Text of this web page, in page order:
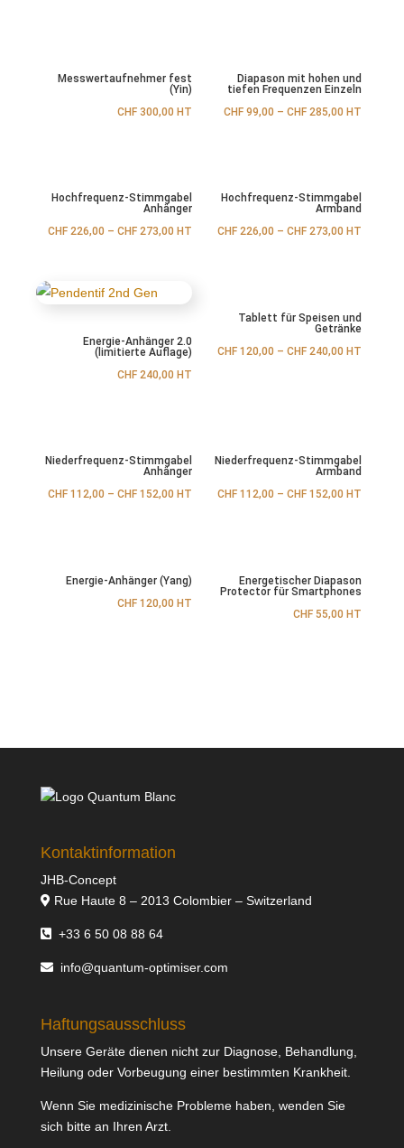
Messwertaufnehmer fest
(Yin)
CHF 300,00 HT
Diapason mit hohen und
tiefen Frequenzen Einzeln
CHF99,00 – CHF285,00 HT
Hochfrequenz-Stimmgabel
Anhänger
CHF 226,00 –CHF 273,00 HT
Hochfrequenz-Stimmgabel
Armband
CHF226,00 – CHF273,00 HT
Energie-Anhänger 2.0
(limitierte Auflage)
CHF 240,00 HT
Tablett für Speisen und
Getränke
CHF120,00 – CHF240,00 HT
Niederfrequenz-Stimmgabel
Anhänger
CHF 112,00 –CHF 152,00 HT
Niederfrequenz-Stimmgabel
Armband
CHF112,00 – CHF152,00 HT
Energie-Anhänger (Yang)
CHF 120,00 HT
Energetischer Diapason
Protector für Smartphones
CHF55,00 HT
Kontaktinformation
JHB-Concept
Rue Haute 8 – 2013 Colombier – Switzerland
+33 6 50 08 88 64
info@quantum-optimiser.com
Haftungsausschluss
Unsere Geräte dienen nicht zur Diagnose, Behandlung,
Heilung oder Vorbeugung einer bestimmten Krankheit.
Wenn Sie medizinische Probleme haben, wenden Sie
sich bitte an Ihren Arzt.